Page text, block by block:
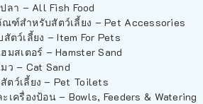
ลา – All Fish Food
ฑ์สำหรับสัตว์เลี้ยง – Pet Accessories
ตว์เลี้ยง – Item For Pets
มสเตอร์ – Hamster Sand
ว – Cat Sand
ตว์เลี้ยง – Pet Toilets
เครื่องป้อน – Bowls, Feeders & Watering